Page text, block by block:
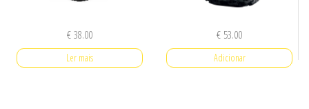
€38.00
Ler mais
€ 53.00
Adicionar